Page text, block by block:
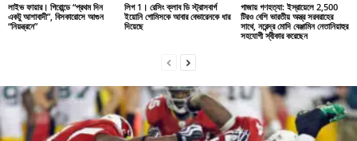
লাইভ ফায়ার। গিরোন্ডে “প্রথম দিন
একটু আশাবাদী”, বিসকারোসে আগুন
“নিয়ন্ত্রনে”
লিগ 1। রেসিং ক্লাব ডি স্ট্রাসবার্গ
ইয়োনি গোমিসকে আবার বেভারেনকে ধার
দিয়েছে
গাজায় গণহত্যা: ইস্রায়েলে 2,500
টিরও বেশি ভারতীয় অস্ত্র সরবরাহের
সাথে, নরেন্দ্র মোদি বেঞ্জামিন নেতানিয়াহুর
সহযোগী স্বীকার করেছেন